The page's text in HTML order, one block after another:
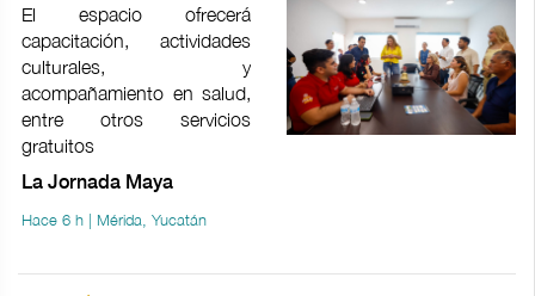
El espacio ofrecerá
capacitación, actividades
culturales, y
acompañamiento en salud,
entre otros servicios
gratuitos
La Jornada Maya
Hace 6 h | Mérida, Yucatán